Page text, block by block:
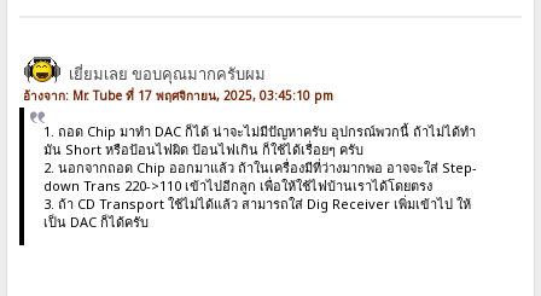
เยี่ยมเลย ขอบคุณมากครับผม
อ้างจาก: Mr. Tube ที่ 17 พฤศจิกายน, 2025, 03:45:10 pm
1. ถอด Chip มาทำ DAC ก็ได้ น่าจะไม่มีปัญหาครับ อุปกรณ์พวกนี้ ถ้าไม่ได้ทำ
มัน Short หรือป้อนไฟผิด ป้อนไฟเกิน ก็ใช้ได้เรื่อยๆ ครับ
2. นอกจากถอด Chip ออกมาแล้ว ถ้าในเครื่องมีที่ว่างมากพอ อาจจะใส่ Step-
down Trans 220->110 เข้าไปอีกลูก เพื่อให้ใช้ไฟบ้านเราได้โดยตรง
3. ถ้า CD Transport ใช้ไม่ได้แล้ว สามารถใส่ Dig Receiver เพิ่มเข้าไป ให้
เป็น DAC ก็ได้ครับ